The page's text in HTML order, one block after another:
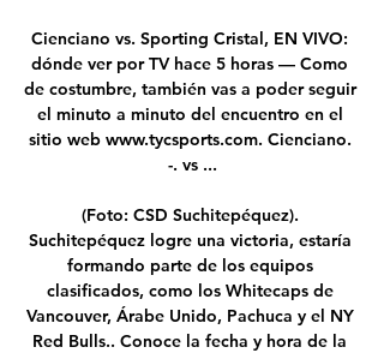
Cienciano vs. Sporting Cristal, EN VIVO:
dónde ver por TV hace 5 horas — Como
de costumbre, también vas a poder seguir
el minuto a minuto del encuentro en el
sitio web www.tycsports.com. Cienciano.
-. vs ...
(Foto: CSD Suchitepéquez).
Suchitepéquez logre una victoria, estaría
formando parte de los equipos
clasificados, como los Whitecaps de
Vancouver, Árabe Unido, Pachuca y el NY
Red Bulls.. Conoce la fecha y hora de la